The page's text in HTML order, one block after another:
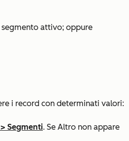
attivo; oppure
i record con determinati valori:
> Segmenti. Se Altro non appare